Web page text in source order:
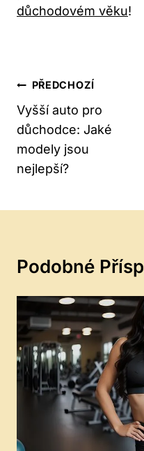
důchodovém věku!
Navigace
Pro
Příspěvek
PŘEDCHOZÍ
Vyšší auto pro
důchodce: Jaké
modely jsou
nejlepší?
Podobné